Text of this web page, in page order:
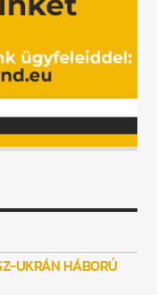
UKRÁN HÁBORÚ